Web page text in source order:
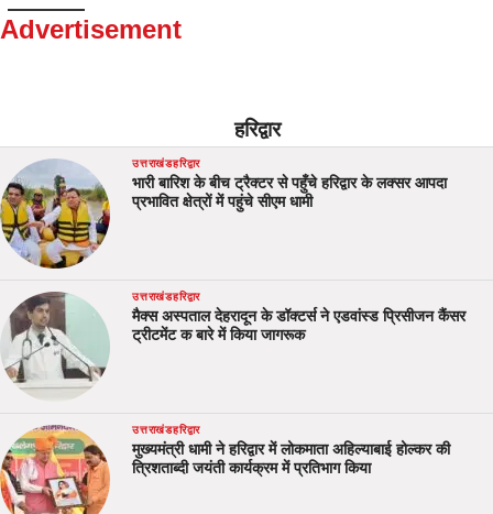
Advertisement
हरिद्वार
उत्तराखंडहरिद्वार
भारी बारिश के बीच ट्रैक्टर से पहुँचे हरिद्वार के लक्सर आपदा
प्रभावित क्षेत्रों में पहुंचे सीएम धामी
उत्तराखंडहरिद्वार
मैक्स अस्पताल देहरादून के डॉक्टर्स ने एडवांस्ड प्रिसीजन कैंसर
ट्रीटमेंट क बारे में किया जागरूक
उत्तराखंडहरिद्वार
मुख्यमंत्री धामी ने हरिद्वार में लोकमाता अहिल्याबाई होल्कर की
त्रिशताब्दी जयंती कार्यक्रम में प्रतिभाग किया